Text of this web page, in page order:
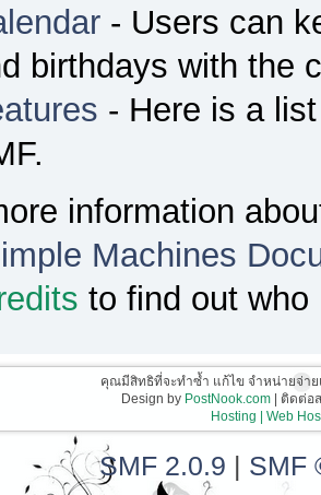
- Users can
birthdays with the
- Here is a
information
Machines
to find out
คุณมีสิทธิที่จะทำซ้ำ แก้ไข จำหน่ายจ่า
Design by PostNook.com| ติดต่อส
Hosting | Web
SMF 2.0.9 | SMF